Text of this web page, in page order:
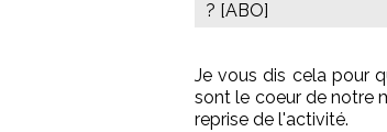
? [ABO]
Je vous dis cela pour
sont le coeur de notre
reprise de l'activité.